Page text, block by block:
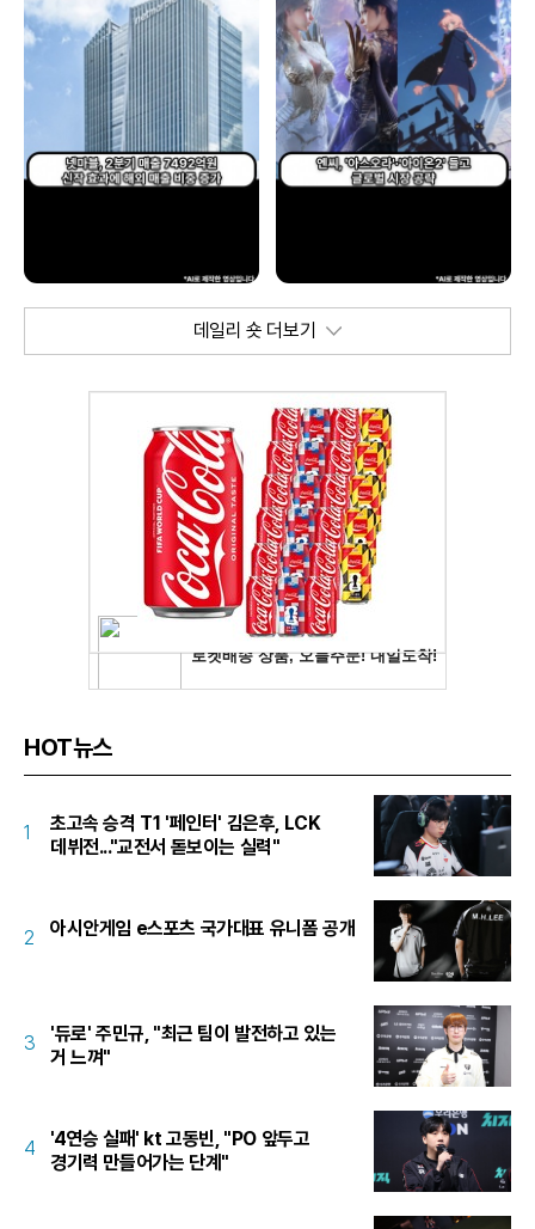
데일리 숏 더보기
HOT뉴스
1
초고속 승격 T1 '페인터' 김은후, LCK
데뷔전..."교전서 돋보이는 실력"
2 아시안게임 e스포츠 국가대표 유니폼 공개
3
'듀로' 주민규, "최근 팀이 발전하고 있는
거 느껴"
4
'4연승 실패' kt 고동빈, "PO 앞두고
경기력 만들어가는 단계"